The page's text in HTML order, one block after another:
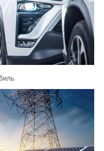
для широкого
промышленности,
сидений, мощные